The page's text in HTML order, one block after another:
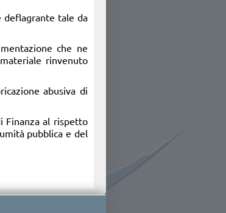
deflagrante tale da
che ne
rinvenuto
abusiva di
Finanza al rispetto
pubblica e del